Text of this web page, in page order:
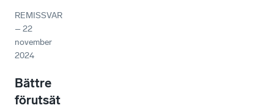
REMISSVAR
–22
november
2024
Bättre
förutsät